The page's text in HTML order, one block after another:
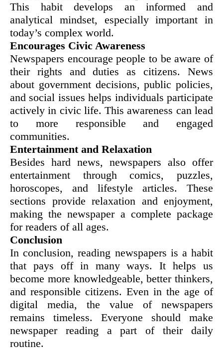
This habit develops an informed and
analytical mindset, especially important in
today’s complex world.
Encourages Civic Awareness
Newspapers encourage people to be aware of
their rights and duties as citizens. News
about government decisions, public policies,
and social issues helps individuals participate
actively in civic life. This awareness can lead
to more responsible and engaged
communities.
Entertainment and Relaxation
Besides hard news, newspapers also offer
entertainment through comics, puzzles,
horoscopes, and lifestyle articles. These
sections provide relaxation and enjoyment,
making the newspaper a complete package
for readers of all ages.
Conclusion
In conclusion, reading newspapers is a habit
that pays off in many ways. It helps us
become more knowledgeable, better thinkers,
and responsible citizens. Even in the age of
digital media, the value of newspapers
remains timeless. Everyone should make
newspaper reading a part of their daily
routine.